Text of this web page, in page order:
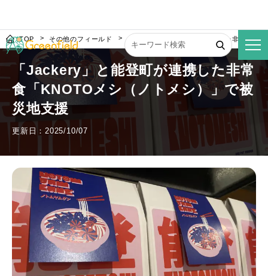
TOP その他のフィールド 「Jackery」と能登町が連携した非常食「
「Jackery」と能登町が連携した非常
食「KNOTOメシ（ノトメシ）」で被
災地支援
更新日：2025/10/07